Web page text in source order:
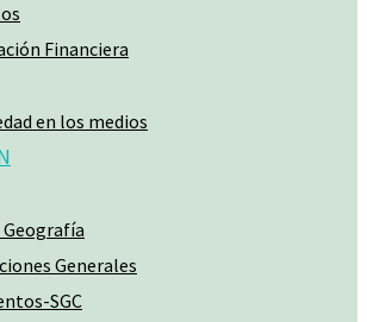
Financiera
en los medios
Generales
SGC